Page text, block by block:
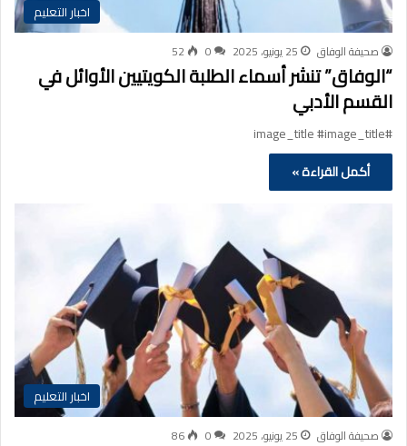
اخبار التعليم
صحيفة الوفاق 25 يونيو، 2025 0
52
“الوفاق” تنشر أسماء الطلبة الكويتيين الأوائل في
القسم الأدبي
#image_title #image_title
أكمل القراءة »
اخبار التعليم
صحيفة الوفاق 25 يونيو، 2025 0
86